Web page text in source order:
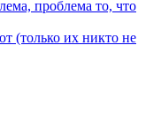
проблема то, что
(только их никто не